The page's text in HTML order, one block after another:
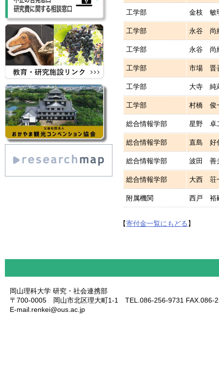
工学部 金枝 敏
工学部 永谷 尚
工学部 永谷 尚
工学部 市場 晋
工学部 大寺 純
工学部 村橋 俊
総合情報学部 星野 卓
総合情報学部 直島 好
総合情報学部 波田 善
総合情報学部 大西 荘
附属機関 西戸 裕
【寄付金一覧にもどる 】
岡山理科大学 研究・社会連携部
〒700-0005 岡山市北区理大町1-1 TEL.086-256-9731 FAX.086-
E-mail.renkei@ous.ac.jp